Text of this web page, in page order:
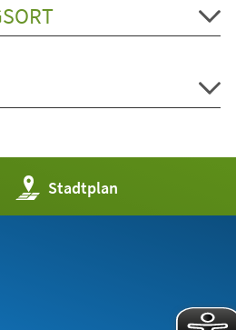
Stadtplan
(Öffnet
in
einem